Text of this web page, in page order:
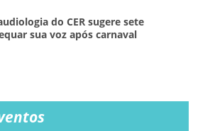
do CER sugere sete
sua voz após carnaval